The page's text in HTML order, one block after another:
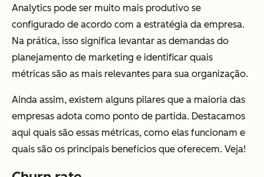
Analytics pode ser muito mais produtivo se
configurado de acordo com a estratégia da empresa.
Na prática, isso significa levantar as demandas do
planejamento de marketing e identificar quais
métricas são as mais relevantes para sua organização.
Ainda assim, existem alguns pilares que a maioria das
empresas adota como ponto de partida. Destacamos
aqui quais são essas métricas, como elas funcionam e
quais são os principais benefícios que oferecem. Veja!